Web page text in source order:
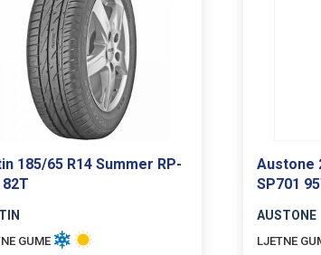
185/65 R14 Summer RP-
GUME
Austone
SP701
AUSTONE
LJETNE